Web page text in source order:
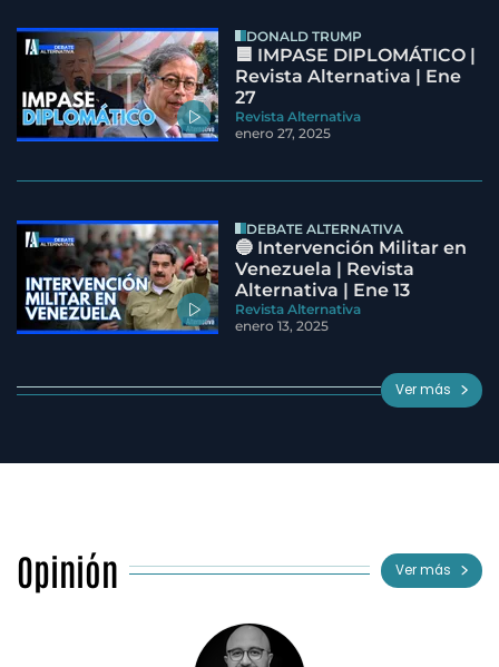
DONALD TRUMP
🟦 IMPASE DIPLOMÁTICO |
Revista Alternativa | Ene
27
Revista Alternativa
enero 27, 2025
DEBATE ALTERNATIVA
🔵 Intervención Militar en
Venezuela | Revista
Alternativa | Ene 13
Revista Alternativa
enero 13, 2025
Ver más
Opinión Ver más